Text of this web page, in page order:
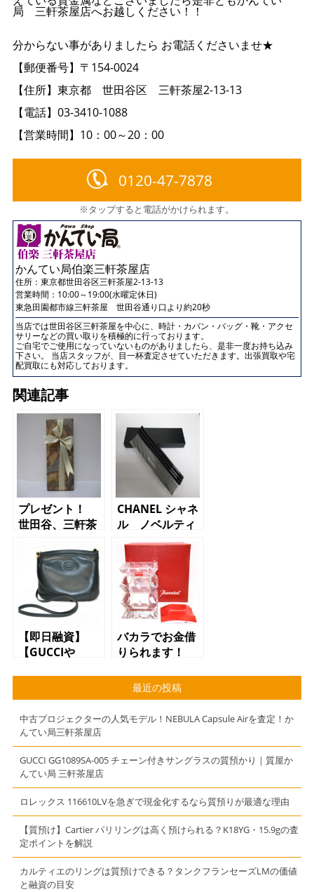
局 三軒茶屋店へお越しください！！
分からない事がありましたら お電話くださいませ★
【郵便番号】〒154-0024
【住所】東京都 世田谷区 三軒茶屋2-13-13
【電話】03-3410-1088
【営業時間】10：00～20：00
0120-47-7878
※タップすると電話がかけられます。
かんてい局伯楽三軒茶屋店
住所： 東京都世田谷区三軒茶屋2-13-13
営業時間：10:00～19:00(水曜定休日)
東急田園都市線三軒茶屋 世田谷通り口より約20秒
当店では世田谷区三軒茶屋を中心に、時計・カバン・バッグ・靴・アクセ
サリーなどの買い取りを積極的に行っております。
ご自宅でご使用になっていないものがありましたら、是非一度お持ち込み
下さい。 当店スタッフが、目一杯査定させていただきます。出張買取や宅
配買取にも対応しております。
関連記事
プレゼント！
世田谷、三軒茶
CHANEL シャネ
ル ノベルティ
ー
【即日融資】
【GUCCIや
CELINEなどのバ
ッグ、財布、ネ
ックレスなどで
質預かり】
【質】【かんて
い局】【三軒茶
屋】
バカラでお金借
りられます！
局 三軒茶屋店
最近の投稿
中古プロジェクターの人気モデル！NEBULA Capsule Airを査定！か
んてい局三軒茶屋店
GUCCI GG1089SA-005 チェーン付きサングラスの質預かり｜質屋か
んてい局 三軒茶屋店
ロレックス 116610LVを急ぎで現金化するなら質預りが最適な理由
【質預け】Cartier パリリングは高く預けられる？K18YG・15.9gの査
定ポイントを解説
カルティエのリングは質預けできる？タンクフランセーズLMの価値
と融資の目安